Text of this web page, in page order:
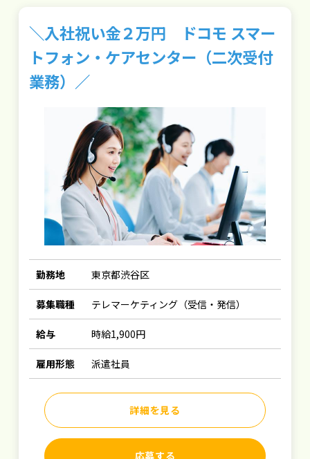
＼入社祝い金２万円 ドコモ スマー
トフォン・ケアセンター（二次受付
業務）／
勤務地 東京都渋谷区
募集職種 テレマーケティング（受信・発信）
給与 時給1,900円
雇用形態 派遣社員
詳細を見る
応募する